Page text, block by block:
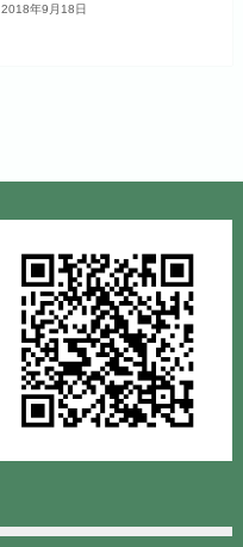
2018年9月18日